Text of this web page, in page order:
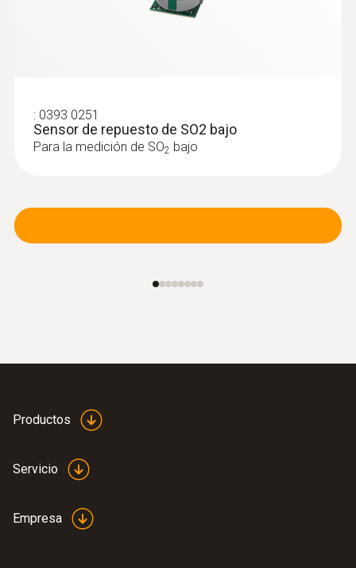
: 0393 0251
Sensor de repuesto de SO2 bajo
Para la medición de SO2 bajo
Productos
Servicio
Empresa